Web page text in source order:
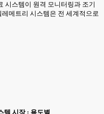
시스템이 원격 모니터링과 조기
메트리 시스템은 전 세계적으로
템 시장 : 용도별